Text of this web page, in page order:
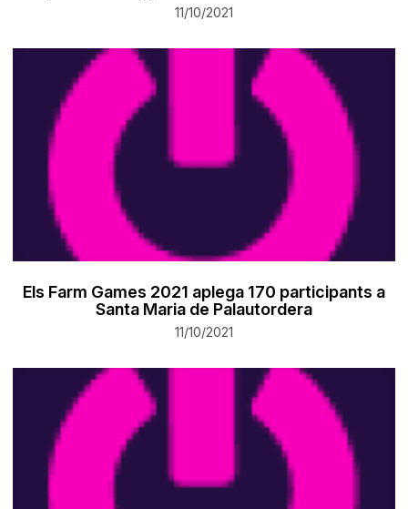
11/10/2021
Els Farm Games 2021 aplega 170 participants a
Santa Maria de Palautordera
11/10/2021